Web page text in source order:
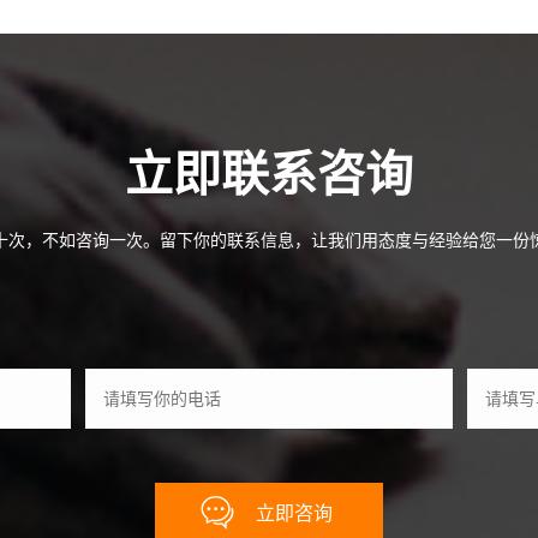
合作
立即联系咨询
次，不如咨询一次。留下你的联系信息，让我们用态度与经验给您一份
立即咨询